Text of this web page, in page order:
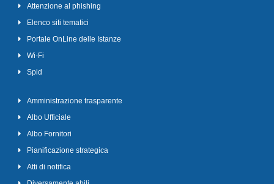
Attenzione al phishing
Elenco siti tematici
Portale OnLine delle Istanze
Wi-Fi
Spid
Amministrazione trasparente
Albo Ufficiale
Albo Fornitori
Pianificazione strategica
Atti di notifica